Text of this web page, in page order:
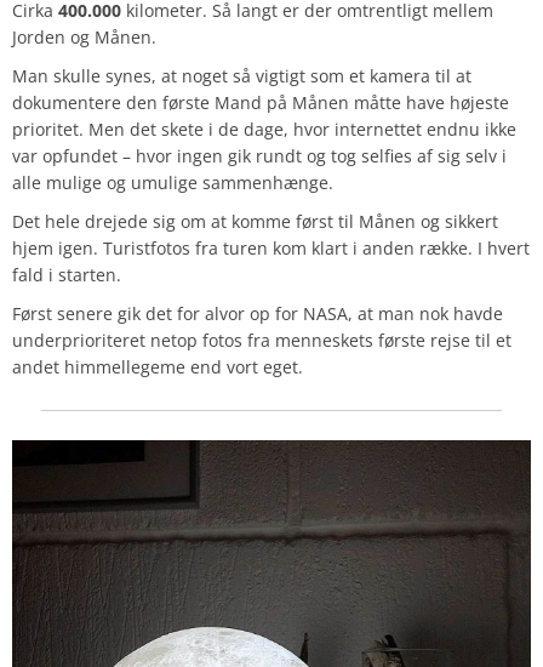
Cirka 400.000 kilometer. Så langt er der omtrentligt mellem
Jorden og Månen.
Man skulle synes, at noget så vigtigt som et kamera til at
dokumentere den første Mand på Månen måtte have højeste
prioritet. Men det skete i de dage, hvor internettet endnu ikke
var opfundet – hvor ingen gik rundt og tog selfies af sig selv i
alle mulige og umulige sammenhænge.
Det hele drejede sig om at komme først til Månen og sikkert
hjem igen. Turistfotos fra turen kom klart i anden række. I hvert
fald i starten.
Først senere gik det for alvor op for NASA, at man nok havde
underprioriteret netop fotos fra menneskets første rejse til et
andet himmellegeme end vort eget.